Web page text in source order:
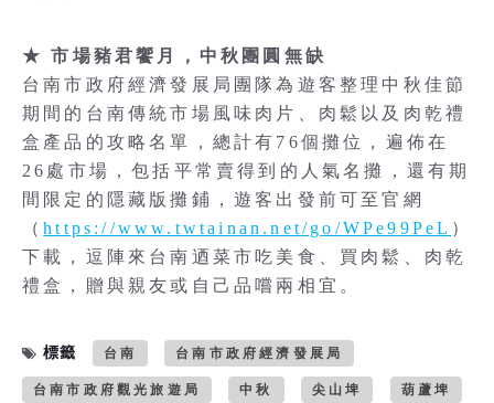
★ 市場豬君饗月，中秋團圓無缺
台南市政府經濟發展局團隊為遊客整理中秋佳節
期間的台南傳統市場風味肉片、肉鬆以及肉乾禮
盒產品的攻略名單，總計有76個攤位，遍佈在
26處市場，包括平常賣得到的人氣名攤，還有期
間限定的隱藏版攤鋪，遊客出發前可至官網
（https://www.twtainan.net/go/WPe99PeL ）
下載，逗陣來台南迺菜市吃美食、買肉鬆、肉乾
禮盒，贈與親友或自己品嚐兩相宜。
標籤 台南 台南市政府經濟發展局
台南市政府觀光旅遊局 中秋 尖山埤 葫蘆埤